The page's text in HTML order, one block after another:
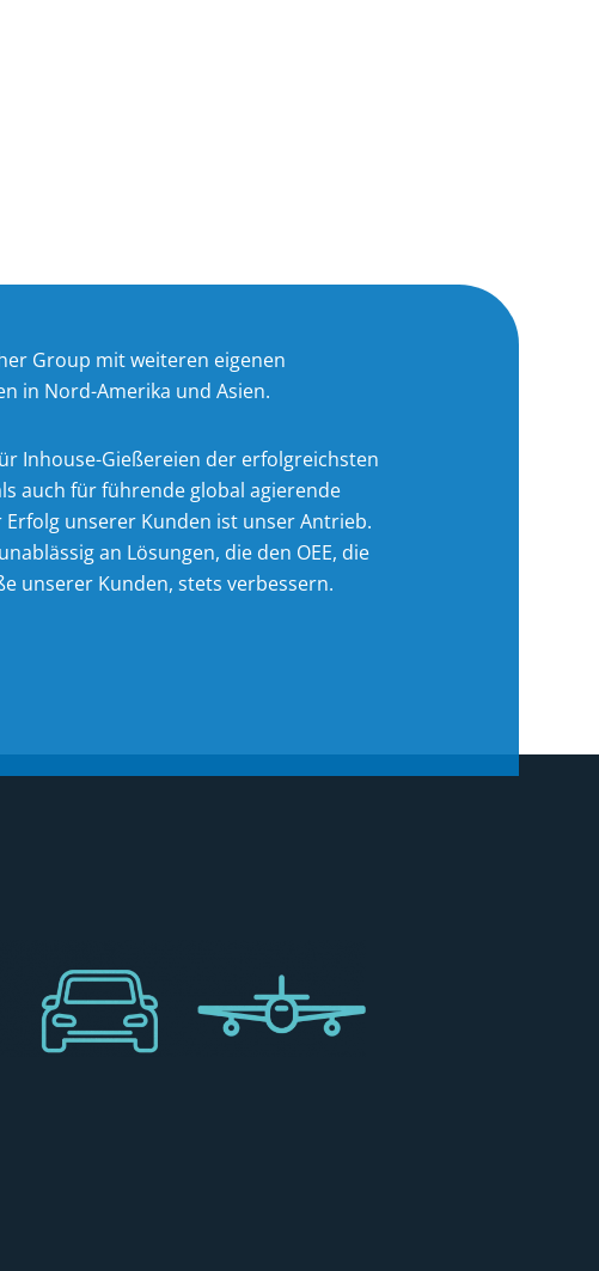
Group mit weiteren eigenen
in Nord-Amerika und Asien.
Inhouse-Gießereien der erfolgreichsten
auch für führende global agierende
unserer Kunden ist unser Antrieb.
an Lösungen, die den OEE, die
unserer Kunden, stets verbessern.